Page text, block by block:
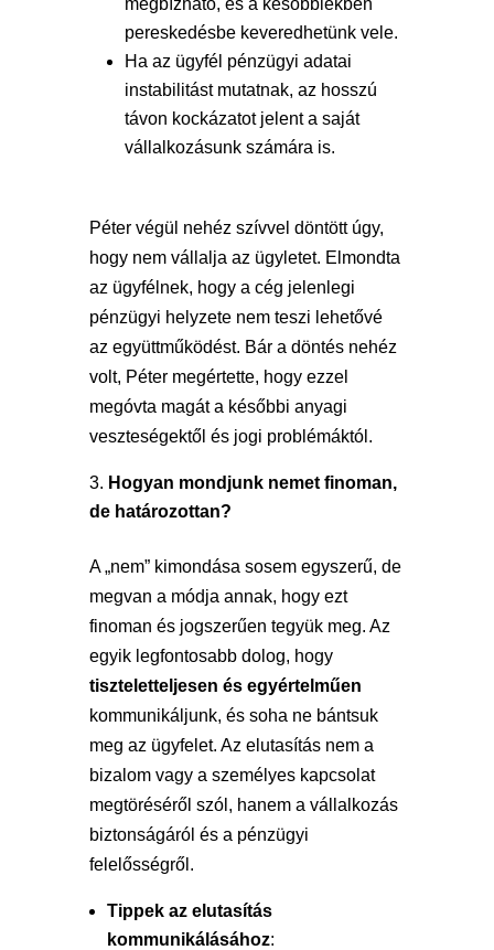
megbízható, és a későbbiekben
pereskedésbe keveredhetünk vele.
Ha az ügyfél pénzügyi adatai
instabilitást mutatnak, az hosszú
távon kockázatot jelent a saját
vállalkozásunk számára is.
Péter végül nehéz szívvel döntött úgy,
hogy nem vállalja az ügyletet. Elmondta
az ügyfélnek, hogy a cég jelenlegi
pénzügyi helyzete nem teszi lehetővé
az együttműködést. Bár a döntés nehéz
volt, Péter megértette, hogy ezzel
megóvta magát a későbbi anyagi
veszteségektől és jogi problémáktól.
Hogyan mondjunk nemet finoman,
de határozottan?
A „nem” kimondása sosem egyszerű, de
megvan a módja annak, hogy ezt
finoman és jogszerűen tegyük meg. Az
egyik legfontosabb dolog, hogy
tiszteletteljesen és egyértelműen
kommunikáljunk, és soha ne bántsuk
meg az ügyfelet. Az elutasítás nem a
bizalom vagy a személyes kapcsolat
megtöréséről szól, hanem a vállalkozás
biztonságáról és a pénzügyi
felelősségről.
Tippek az elutasítás
kommunikálásához: